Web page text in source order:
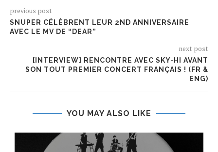
previous post
SNUPER CÉLÈBRENT LEUR 2ND ANNIVERSAIRE
AVEC LE MV DE “DEAR”
next post
[INTERVIEW] RENCONTRE AVEC SKY-HI AVANT
SON TOUT PREMIER CONCERT FRANÇAIS ! (FR &
ENG)
YOU MAY ALSO LIKE